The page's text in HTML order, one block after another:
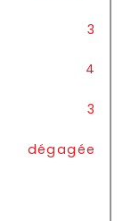
3
4
3
dégagée